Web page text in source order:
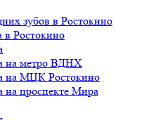
зубов в Ростокино
в Ростокино
на метро ВДНХ
на МЦК Ростокино
на проспекте Мира